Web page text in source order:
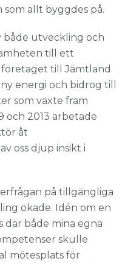
allt byggdes på.
både utveckling och
till ett
till Jämtland.
energi och bidrog till
som växte fram
och 2013 arbetade
åt
oss djup insikt i
på tillgängliga
ökade. Idén om en
där både mina egna
skulle
mötesplats för